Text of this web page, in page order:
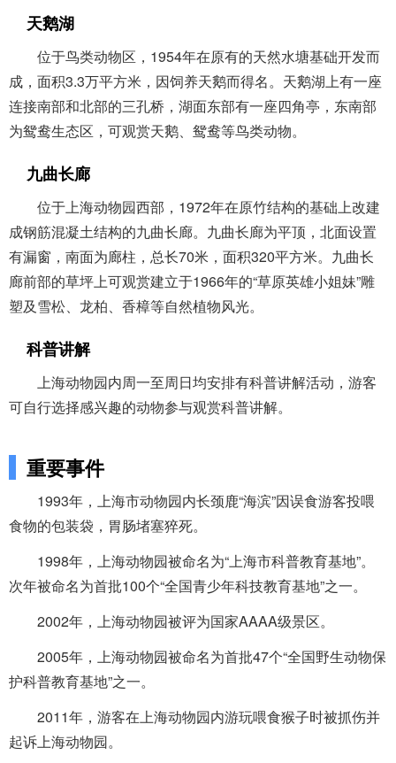
天鹅湖
位于鸟类动物区，1954年在原有的天然水塘基础开发而
成，面积3.3万平方米，因饲养天鹅而得名。天鹅湖上有一座
连接南部和北部的三孔桥，湖面东部有一座四角亭，东南部
为鸳鸯生态区，可观赏天鹅、鸳鸯等鸟类动物。
九曲长廊
位于上海动物园西部，1972年在原竹结构的基础上改建
成钢筋混凝土结构的九曲长廊。九曲长廊为平顶，北面设置
有漏窗，南面为廊柱，总长70米，面积320平方米。九曲长
廊前部的草坪上可观赏建立于1966年的“草原英雄小姐妹”雕
塑及雪松、龙柏、香樟等自然植物风光。
科普讲解
上海动物园内周一至周日均安排有科普讲解活动，游客
可自行选择感兴趣的动物参与观赏科普讲解。
重要事件
1993年，上海市动物园内长颈鹿“海滨”因误食游客投喂
食物的包装袋，胃肠堵塞猝死。
1998年，上海动物园被命名为“上海市科普教育基地”。
次年被命名为首批100个“全国青少年科技教育基地”之一。
2002年，上海动物园被评为国家AAAA级景区。
2005年，上海动物园被命名为首批47个“全国野生动物保
护科普教育基地”之一。
2011年，游客在上海动物园内游玩喂食猴子时被抓伤并
起诉上海动物园。